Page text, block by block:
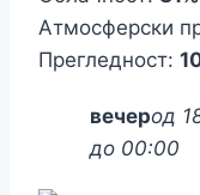
Атмосферски
Прегледност:
вечерод
до 00:00